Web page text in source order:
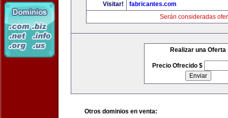
Visitar!
fabricantes.com
Serán consideradas
Realizar una Oferta
Precio Ofrecido $
Otros dominios en venta: